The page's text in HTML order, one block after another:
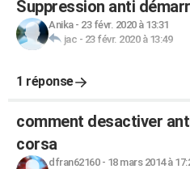
Suppression anti
Anika- 23 févr. 2020 à 13:31
jac - 23 févr. 2020 à 13:49
1 réponse
comment desactiver
corsa
dfran62160- 18 mars 2014 à